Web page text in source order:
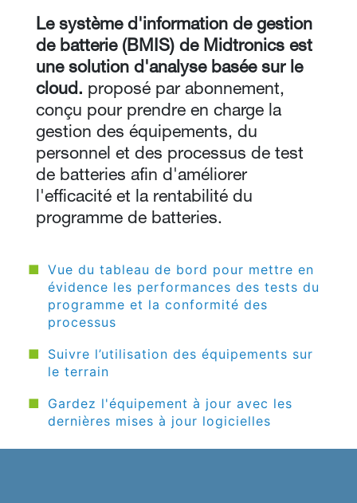
Le système d'information de gestion
de batterie (BMIS) de Midtronics est
une solution d'analyse basée sur le
cloud. proposé par abonnement,
conçu pour prendre en charge la
gestion des équipements, du
personnel et des processus de test
de batteries afin d'améliorer
l'efficacité et la rentabilité du
programme de batteries.
Vue du tableau de bord pour mettre en
évidence les performances des tests du
programme et la conformité des
processus
Suivre l’utilisation des équipements sur
le terrain
Gardez l'équipement à jour avec les
dernières mises à jour logicielles